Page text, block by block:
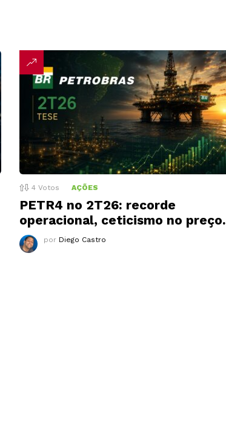
4 Votos AÇÕES
PETR4 no 2T26: recorde
operacional, ceticismo no preço.
por Diego Castro